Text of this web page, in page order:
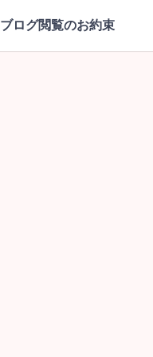
ブログ閲覧のお約束